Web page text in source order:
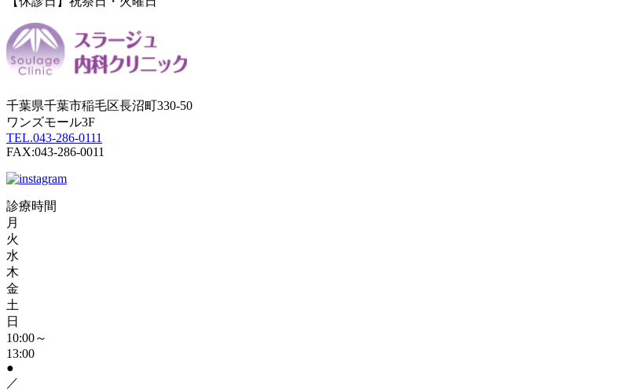
千葉県千葉市稲毛区長沼町330-50
ワンズモール3F
TEL.043-286-0111
FAX:043-286-0011
診療時間
月
火
水
木
金
土
日
10:00～
13:00
●
／